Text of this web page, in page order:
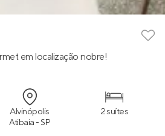
em localização nobre!
Alvinópolis
Atibaia - SP
2 suítes